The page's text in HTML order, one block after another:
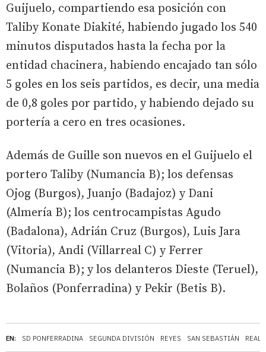
EN: SD PONFERRADINA SEGUNDA DIVISIÓN REYES SAN SEBASTIÁN REAL
Guijuelo, compartiendo esa posición con
Taliby Konate Diakité, habiendo jugado los 540
minutos disputados hasta la fecha por la
entidad chacinera, habiendo encajado tan sólo
5 goles en los seis partidos, es decir, una media
de 0,8 goles por partido, y habiendo dejado su
portería a cero en tres ocasiones.
Además de Guille son nuevos en el Guijuelo el
portero Taliby (Numancia B); los defensas
Ojog (Burgos), Juanjo (Badajoz) y Dani
(Almería B); los centrocampistas Agudo
(Badalona), Adrián Cruz (Burgos), Luis Jara
(Vitoria), Andi (Villarreal C) y Ferrer
(Numancia B); y los delanteros Dieste (Teruel),
Bolaños (Ponferradina) y Pekir (Betis B).